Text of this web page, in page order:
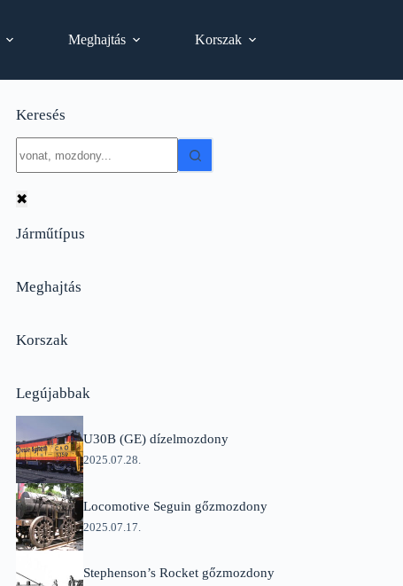
Meghajtás Korszak
Keresés
results
✖
Járműtípus
Meghajtás
Korszak
Legújabbak
U30B (GE) dízelmozdony
2025.07.28.
Locomotive Seguin gőzmozdony
2025.07.17.
Stephenson’s Rocket gőzmozdony